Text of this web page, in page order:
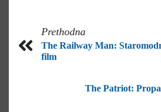
Prethodna
The Railway Man:
film
The Patriot: